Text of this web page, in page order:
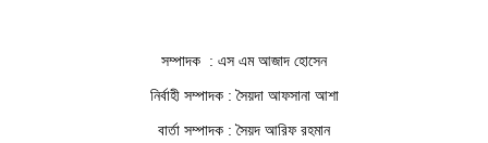
সম্পাদক : এস এম আজাদ হোসেন
নির্বাহী সম্পাদক : সৈয়দা আফসানা আশা
বার্তা সম্পাদক : সৈয়দ আরিফ রহমান